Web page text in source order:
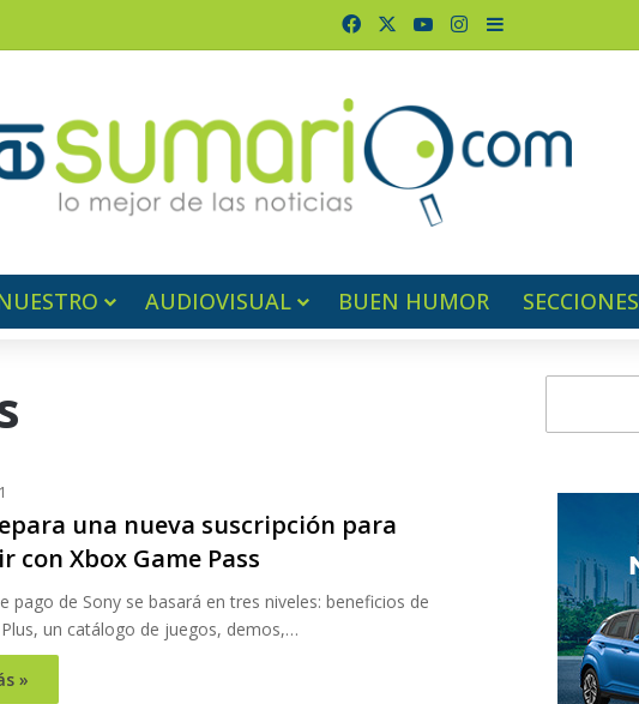
FacebookYouTubeInstagram
Barra lateral
AUDIOVISUAL BUEN HUMOR SECCIONES
una nueva suscripción para
con Xbox Game Pass
pago de Sony se basará en tres niveles: beneficios de
un catálogo de juegos, demos,…
»